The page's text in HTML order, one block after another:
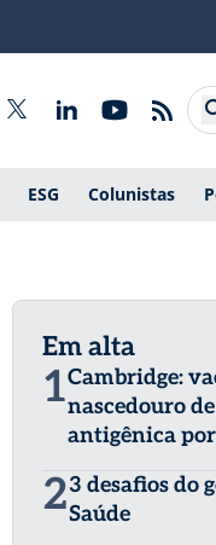
ESG Colunistas
Em alta
1Cambridge:
nascedouro
antigênica
23 desafios do
Saúde